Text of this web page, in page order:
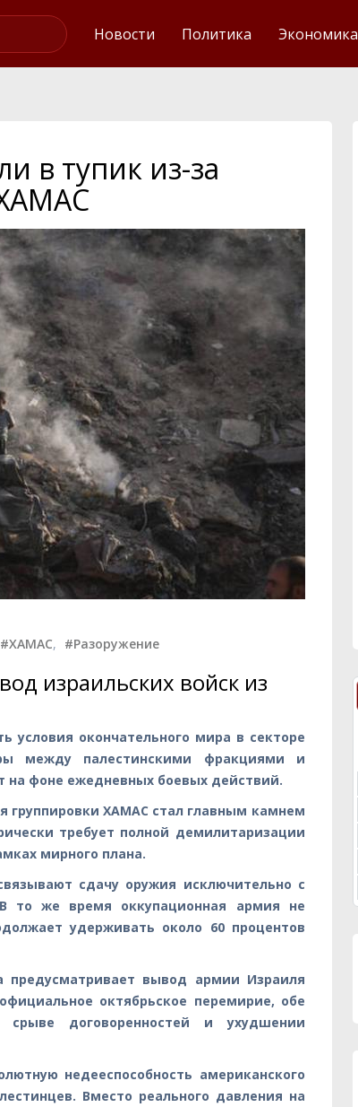
Новости Политика Экономика
в тупик из-за
#ХАМАС, #Разоружение
израильских войск из
условия окончательного мира в секторе
между палестинскими фракциями и
на фоне ежедневных боевых действий.
группировки ХАМАС стал главным камнем
требует полной демилитаризации
мирного плана.
сдачу оружия исключительно с
то же время оккупационная армия не
удерживать около 60 процентов
вывод армии Израиля
октябрьское перемирие, обе
договоренностей и ухудшении
недееспособность американского
Вместо реального давления на